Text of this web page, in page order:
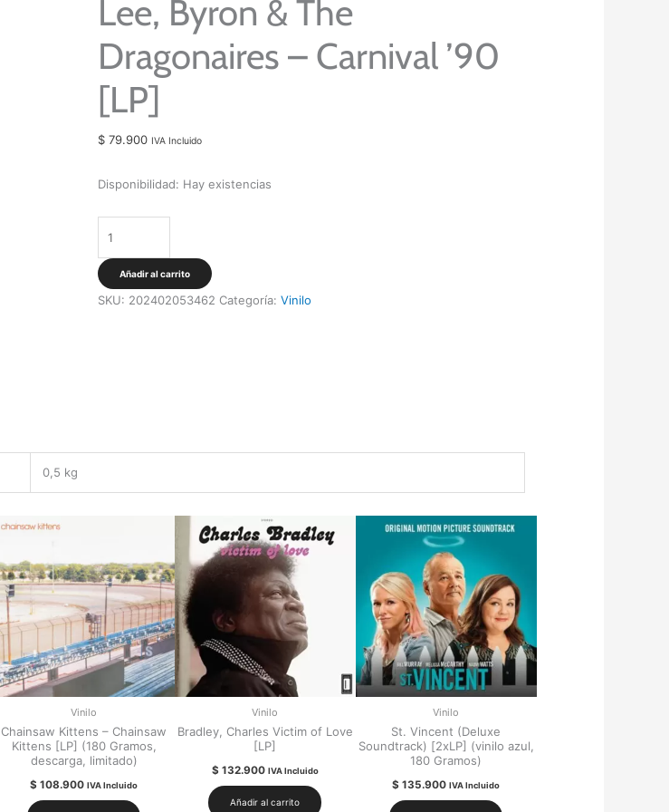
Lee, Byron & The
Dragonaires – Carnival ’90
[LP]
$ 79.900 IVA Incluido
Disponibilidad: Hay existencias
&
The
Añadir al carrito
SKU: 202402053462 Categoría:Vinilo
0,5 kg
Vinilo
Chainsaw Kittens – Chainsaw
Kittens [LP] (180 Gramos,
descarga, limitado)
$ 108.900 IVA Incluido
Vinilo
Bradley, Charles Victim of Love
[LP]
$132.900 IVA Incluido
Añadir al carrito
Vinilo
St. Vincent (Deluxe
Soundtrack) [2xLP] (vinilo azul,
180 Gramos)
$ 135.900 IVA Incluido